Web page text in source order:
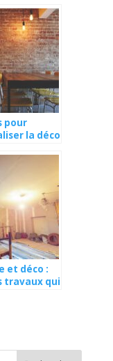
pour
la déco
et déco :
travaux qui